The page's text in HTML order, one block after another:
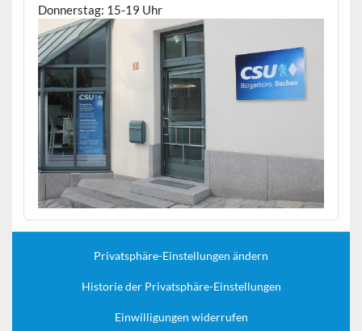
Donnerstag: 15-19 Uhr
Privatsphäre-Einstellungen ändern
Historie der Privatsphäre-Einstellungen
Einwilligungen widerrufen